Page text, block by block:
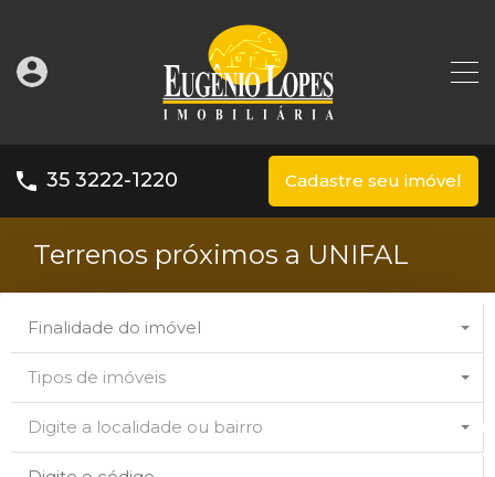
35 3222-1220 Cadastre seu imóvel
Terrenos próximos a UNIFAL
Finalidade do imóvel
Tipos de imóveis
Digite a localidade ou bairro